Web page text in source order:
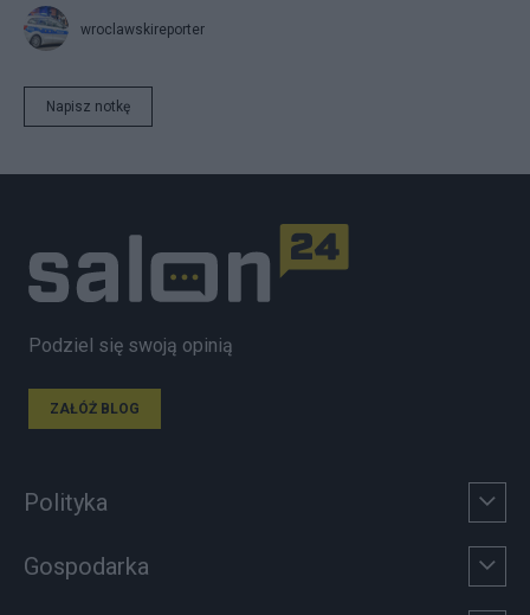
wroclawskireporter
Napisz notkę
Podziel się swoją opinią
ZAŁÓŻ BLOG
Polityka
Gospodarka